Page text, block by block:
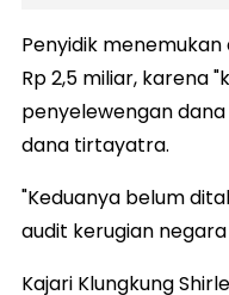
Penyidik
Rp 2,5 miliar, karena
penyelewengan
dana tirtayatra.
"Keduanya belum
audit kerugian
Kajari Klungkung